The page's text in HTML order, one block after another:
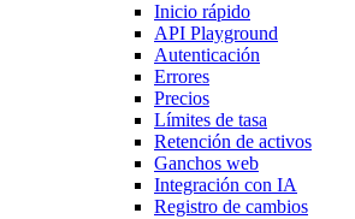
Inicio rápido
API Playground
Autenticación
Errores
Precios
Límites de tasa
Retención de activos
Ganchos web
Integración con IA
Registro de cambios